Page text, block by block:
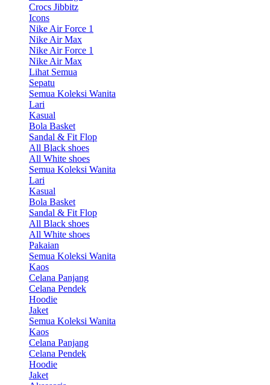
Crocs Jibbitz
Icons
Nike Air Force 1
Nike Air Max
Nike Air Force 1
Nike Air Max
Lihat Semua
Sepatu
Semua Koleksi Wanita
Lari
Kasual
Bola Basket
Sandal & Fit Flop
All Black shoes
All White shoes
Semua Koleksi Wanita
Lari
Kasual
Bola Basket
Sandal & Fit Flop
All Black shoes
All White shoes
Pakaian
Semua Koleksi Wanita
Kaos
Celana Panjang
Celana Pendek
Hoodie
Jaket
Semua Koleksi Wanita
Kaos
Celana Panjang
Celana Pendek
Hoodie
Jaket